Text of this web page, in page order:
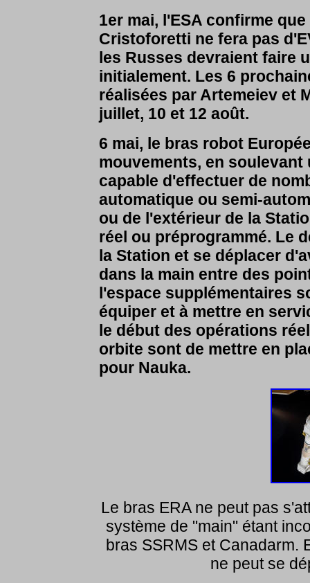
1er mai, l'ESA confirme
Cristoforetti ne fera pas
les Russes devraient faire
initialement. Les 6
réalisées par Artemeiev et
juillet, 10 et 12 août.
6 mai, le bras robot
mouvements, en
capable d'effectuer de
automatique ou semi-
ou de l'extérieur de la
réel ou préprogrammé. Le
la Station et se déplacer
dans la main entre des
l'espace supplémentaires
équiper et à mettre en
le début des opérations
orbite sont de mettre en
pour Nauka.
Le bras ERA ne peut pas
système de "main" étant
bras SSRMS et Canadarm.
ne peut se